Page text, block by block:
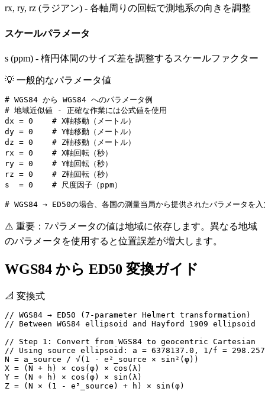
rx, ry, rz (ラジアン) - 各軸周りの回転で測地系の向きを調整
スケールパラメータ
s (ppm) - 楕円体間のサイズ差を調整するスケールファクター
💡 一般的なパラメータ値
# WGS84 から WGS84 へのパラメータ例
# 地域近似値 - 正確な作業には公式値を使用
dx = 0    # X軸移動（メートル）
dy = 0    # Y軸移動（メートル）
dz = 0    # Z軸移動（メートル）
rx = 0    # X軸回転（秒）
ry = 0    # Y軸回転（秒）
rz = 0    # Z軸回転（秒）
s  = 0    # 尺度因子（ppm）
# WGS84 → ED50の場合、各国の測量当局から提供されたパラメータを入
⚠️ 重要：7パラメータの値は地域に依存します。異なる地域
のパラメータを使用すると位置誤差が増大します。
WGS84 から ED50 変換ガイド
📐 変換式
// WGS84 → ED50 (7-parameter Helmert transformation)
// Between WGS84 ellipsoid and Hayford 1909 ellipsoid
// Step 1: Convert from WGS84 to geocentric Cartesian
// Using source ellipsoid: a = 6378137.0, 1/f =
N = a_source / √(1 - e²_source × sin²(φ))
X = (N + h) × cos(φ) × cos(λ)
Y = (N + h) × cos(φ) × sin(λ)
Z = (N × (1 - e²_source) + h) × sin(φ)